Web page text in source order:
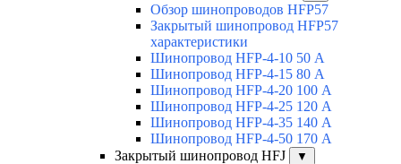
Обзор шинопроводов HFP57
Закрытый шинопровод HFP57
характеристики
Шинопровод HFP-4-10 50 А
Шинопровод HFP-4-15 80 А
Шинопровод HFP-4-20 100 А
Шинопровод HFP-4-25 120 А
Шинопровод HFP-4-35 140 А
Шинопровод HFP-4-50 170 А
Закрытый шинопровод HFJ
▼